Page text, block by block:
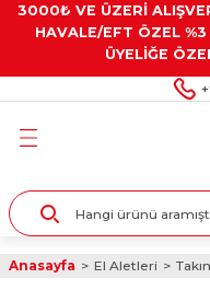
3000₺ VE ÜZERİ
HAVALE/EFT ÖZEL
ÜYELİĞE
Geri
Geri
Geri
Gresler
Geri
Alet Setleri
Geri
Taşları ve
Anasayfa El Aletleri